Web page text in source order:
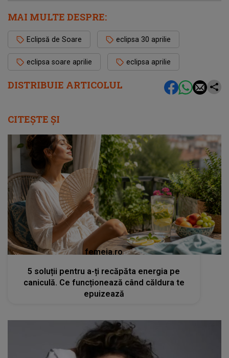
DISTRIBUIE ARTICOLUL
MAI MULTE DESPRE:
Eclipsă de Soare eclipsa 30 aprilie
eclipsa soare aprilie eclipsa aprilie
CITEȘTE ȘI
femeia.ro
5 soluții pentru a-ți recăpăta energia pe
caniculă. Ce funcționează când căldura te
epuizează